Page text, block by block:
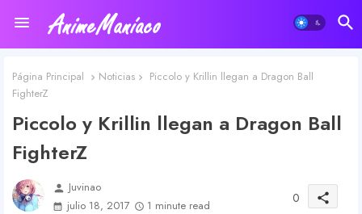
Página Principal Noticias
Piccolo y Krillin llegan a Dragon Ball
FighterZ
Piccolo y Krillin llegan a Dragon Ball
FighterZ
person Juvinao
julio 18, 2017
1 minute read 0 share